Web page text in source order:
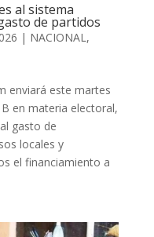
al sistema
de partidos
| NACIONAL,
enviará este martes
en materia electoral,
gasto de
locales y
el financiamiento a